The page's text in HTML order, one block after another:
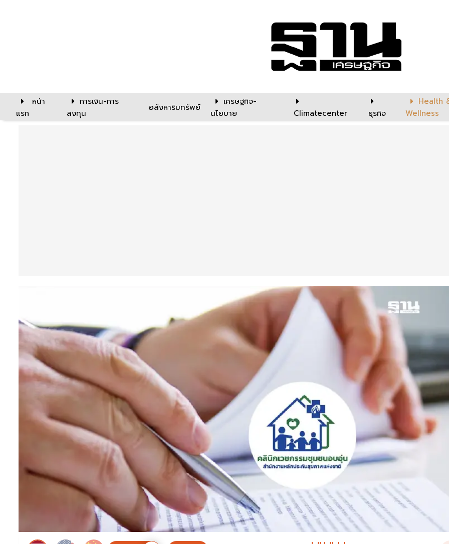
หน้า
แรก
การเงิน-การ
ลงทุน
อสังหาริมทรัพย์
เศรษฐกิจ-
นโยบาย
Climatecenter ธุรกิจ
Health
Wellness